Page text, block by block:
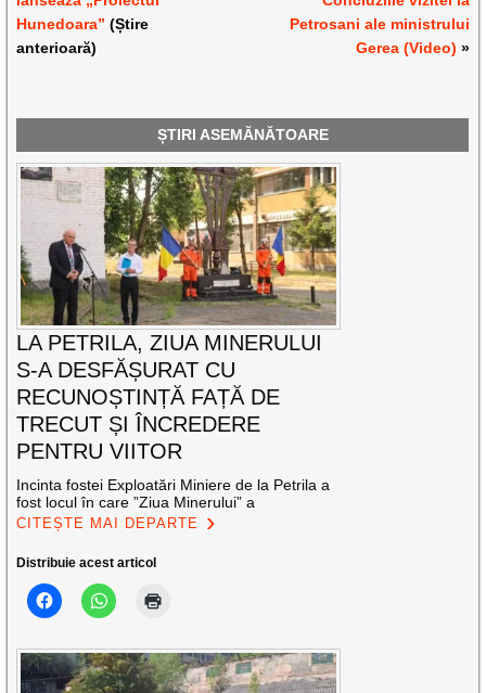
Hunedoara” (Știre
anterioară)
Petrosani ale ministrului
Gerea (Video) »
ȘTIRI ASEMĂNĂTOARE
LA PETRILA, ZIUA MINERULUI
S-A DESFĂȘURAT CU
RECUNOȘTINȚĂ FAȚĂ DE
TRECUT ȘI ÎNCREDERE
PENTRU VIITOR
Incinta fostei Exploatări Miniere de la Petrila a
fost locul în care ”Ziua Minerului” a
CITEȘTE MAI DEPARTE
Distribuie acest articol